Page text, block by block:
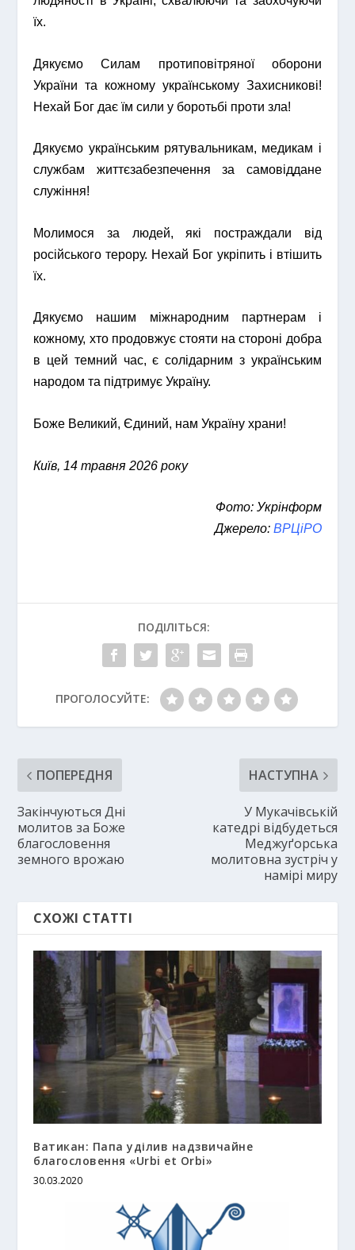
їх.
Дякуємо Силам протиповітряної оборони
України та кожному українському Захисникові!
Нехай Бог дає їм сили у боротьбі проти зла!
Дякуємо українським рятувальникам, медикам і
службам життєзабезпечення за самовіддане
служіння!
Молимося за людей, які постраждали від
російського терору. Нехай Бог укріпить і втішить
їх.
Дякуємо нашим міжнародним партнерам і
кожному, хто продовжує стояти на стороні добра
в цей темний час, є солідарним з українським
народом та підтримує Україну.
Боже Великий, Єдиний, нам Україну храни!
Київ, 14 травня 2026 року
Фото: Укрінформ
Джерело: ВРЦіРО
ПОДІЛІТЬСЯ:
ПРОГОЛОСУЙТЕ:
ПОПЕРЕДНЯ
Закінчуються Дні
молитов за Боже
благословення
земного врожаю
НАСТУПНА
У Мукачівській
катедрі відбудеться
Меджуґорська
молитовна зустріч у
намірі миру
СХОЖІ СТАТТІ
Ватикан: Папа уділив надзвичайне
благословення «Urbi et Orbi»
30.03.2020